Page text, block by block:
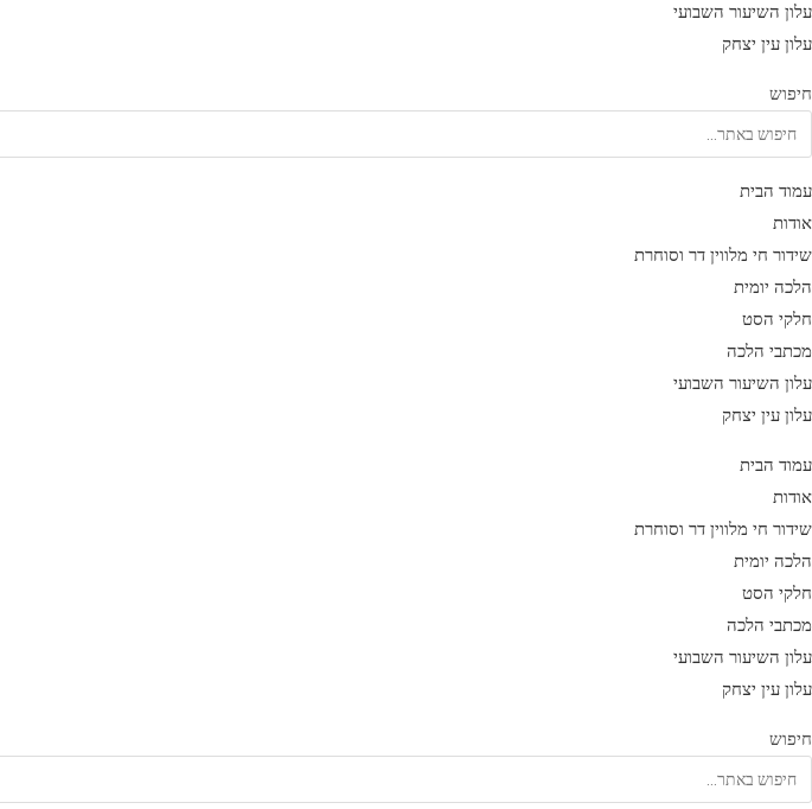
עלון השיעור השבועי
עלון עין יצחק
חיפוש
עמוד הבית
אודות
שידור חי מלווין דר וסוחרת
הלכה יומית
חלקי הסט
מכתבי הלכה
עלון השיעור השבועי
עלון עין יצחק
עמוד הבית
אודות
שידור חי מלווין דר וסוחרת
הלכה יומית
חלקי הסט
מכתבי הלכה
עלון השיעור השבועי
עלון עין יצחק
חיפוש